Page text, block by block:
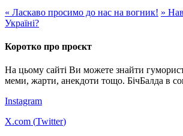
« Ласкаво просимо до нас на вогник! »
Україні?
Коротко про проєкт
На цьому сайті Ви можете знайти
меми, жарти, анекдоти тощо. БічБалда в
Instagram
X.com (Twitter)